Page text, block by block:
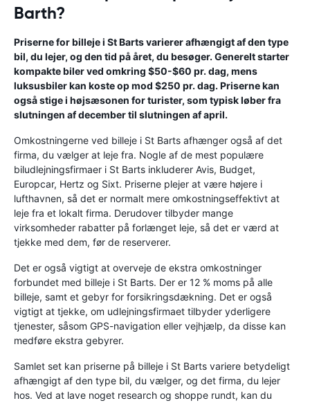
Barth?
Priserne for billeje i St Barts varierer afhængigt af den type
bil, du lejer, og den tid på året, du besøger. Generelt starter
kompakte biler ved omkring $50-$60 pr. dag, mens
luksusbiler kan koste op mod $250 pr. dag. Priserne kan
også stige i højsæsonen for turister, som typisk løber fra
slutningen af ​​december til slutningen af ​​april.
Omkostningerne ved billeje i St Barts afhænger også af det
firma, du vælger at leje fra. Nogle af de mest populære
biludlejningsfirmaer i St Barts inkluderer Avis, Budget,
Europcar, Hertz og Sixt. Priserne plejer at være højere i
lufthavnen, så det er normalt mere omkostningseffektivt at
leje fra et lokalt firma. Derudover tilbyder mange
virksomheder rabatter på forlænget leje, så det er værd at
tjekke med dem, før de reserverer.
Det er også vigtigt at overveje de ekstra omkostninger
forbundet med billeje i St Barts. Der er 12 % moms på alle
billeje, samt et gebyr for forsikringsdækning. Det er også
vigtigt at tjekke, om udlejningsfirmaet tilbyder yderligere
tjenester, såsom GPS-navigation eller vejhjælp, da disse kan
medføre ekstra gebyrer.
Samlet set kan priserne på billeje i St Barts variere betydeligt
afhængigt af den type bil, du vælger, og det firma, du lejer
hos. Ved at lave noget research og shoppe rundt, kan du